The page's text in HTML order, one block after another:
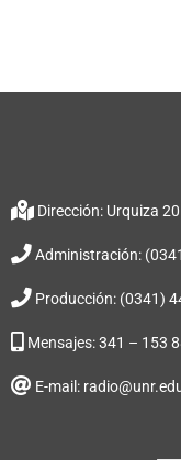
Dirección: Urquiza
Administración:
Producción: (0341)
Mensajes: 341 – 153
E-mail: